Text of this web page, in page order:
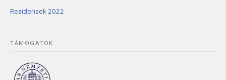
Rezidensek 2022
TÁMOGATÓK